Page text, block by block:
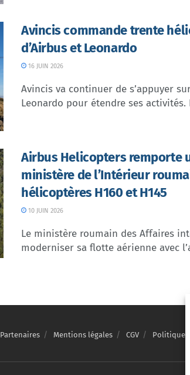
Avincis commande trente
d’Airbus et Leonardo
16 JUIN 2026
Avincis va continuer de s’appuyer
Leonardo pour étendre ses activités.
Airbus Helicopters remporte
ministère de l’Intérieur
hélicoptères H160 et H145
10 JUIN 2026
Le ministère roumain des Affaires
moderniser sa flotte aérienne avec
Partenaires Mentions légales CGV Politique